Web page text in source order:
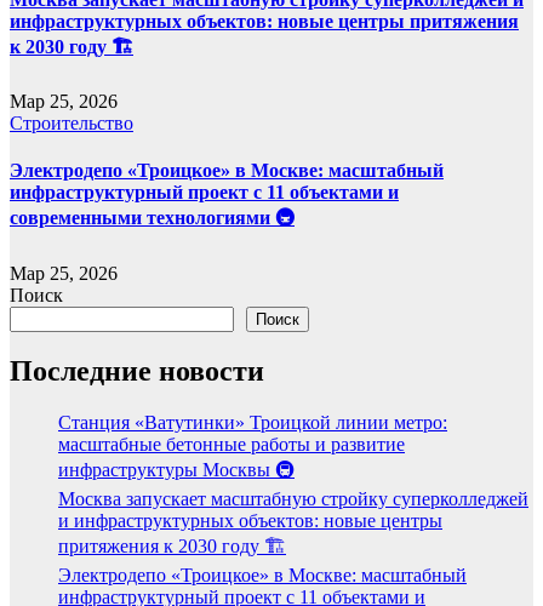
инфраструктурных объектов: новые центры притяжения
к 2030 году 🏗️
Мар 25, 2026
Строительство
Электродепо «Троицкое» в Москве: масштабный
инфраструктурный проект с 11 объектами и
современными технологиями 🚇
Мар 25, 2026
Поиск
Поиск
Последние новости
Станция «Ватутинки» Троицкой линии метро:
масштабные бетонные работы и развитие
инфраструктуры Москвы 🚇
Москва запускает масштабную стройку суперколледжей
и инфраструктурных объектов: новые центры
притяжения к 2030 году 🏗️
Электродепо «Троицкое» в Москве: масштабный
инфраструктурный проект с 11 объектами и